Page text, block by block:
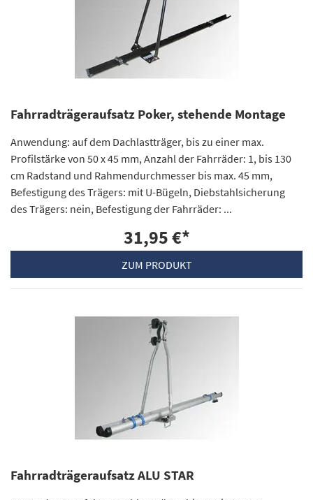
Fahrradträgeraufsatz Poker, stehende Montage
Anwendung: auf dem Dachlastträger, bis zu einer max.
Profilstärke von 50 x 45 mm, Anzahl der Fahrräder: 1, bis 130
cm Radstand und Rahmendurchmesser bis max. 45 mm,
Befestigung des Trägers: mit U-Bügeln, Diebstahlsicherung
des Trägers: nein, Befestigung der Fahrräder: ...
31,95 €*
ZUM PRODUKT
Fahrradträgeraufsatz ALU STAR